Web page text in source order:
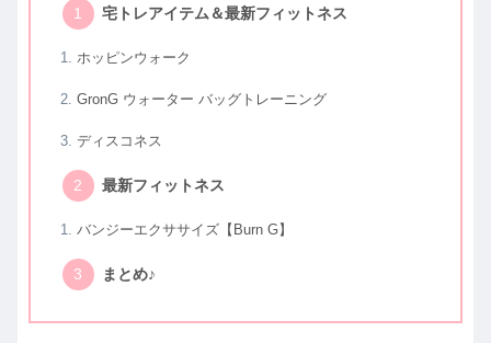
宅トレアイテム＆最新フィットネス
ホッピンウォーク
GronG ウォーター バッグトレーニング
ディスコネス
最新フィットネス
バンジーエクササイズ【Burn G】
まとめ♪